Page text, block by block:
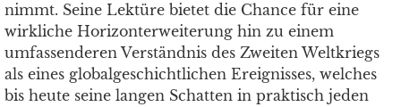
nimmt. Seine Lektüre bietet die Chance für eine
wirkliche Horizonterweiterung hin zu einem
umfassenderen Verständnis des Zweiten Weltkriegs
als eines globalgeschichtlichen Ereignisses, welches
bis heute seine langen Schatten in praktisch jeden